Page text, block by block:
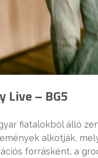
Live – BG5
fiatalokból álló
alkotják,
forrásként, a